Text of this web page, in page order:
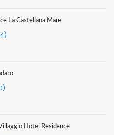
La Castellana Mare
Hotel Residence